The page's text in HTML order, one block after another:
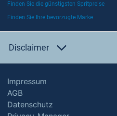
Finden Sie die günstigsten Spritpreise
Finden Sie Ihre bevorzugte Marke
Disclaimer
Impressum
AGB
Datenschutz